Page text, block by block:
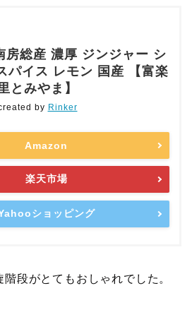
房総産 濃厚 ジンジャー シ
パイス レモン 国産 【富楽
とみやま】
by Rinker
Amazon
楽天市場
ショッピング
段がとてもおしゃれでした。